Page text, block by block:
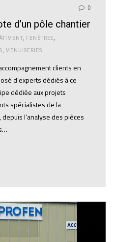
0
d’un pôle chantier
, FENÊTRES,
, MENUISERIES
clients en
d’experts dédiés à ce
dédiée aux projets
spécialistes de la
l’analyse des pièces